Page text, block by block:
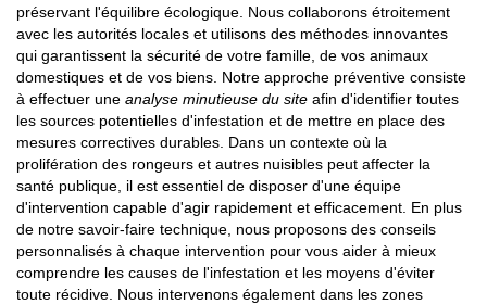
préservant l'équilibre écologique. Nous collaborons étroitement
avec les autorités locales et utilisons des méthodes innovantes
qui garantissent la sécurité de votre famille, de vos animaux
domestiques et de vos biens. Notre approche préventive consiste
à effectuer une analyse minutieuse du site afin d'identifier toutes
les sources potentielles d'infestation et de mettre en place des
mesures correctives durables. Dans un contexte où la
prolifération des rongeurs et autres nuisibles peut affecter la
santé publique, il est essentiel de disposer d'une équipe
d'intervention capable d'agir rapidement et efficacement. En plus
de notre savoir-faire technique, nous proposons des conseils
personnalisés à chaque intervention pour vous aider à mieux
comprendre les causes de l'infestation et les moyens d'éviter
toute récidive. Nous intervenons également dans les zones